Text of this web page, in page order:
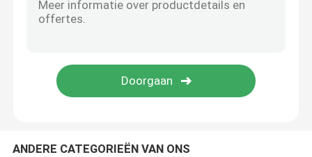
Hastelloylegering
Inconellegering
ANDERE CATEGORIEËN VAN ONS